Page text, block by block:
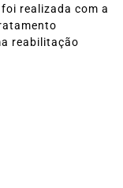
realizada com a
reabilitação